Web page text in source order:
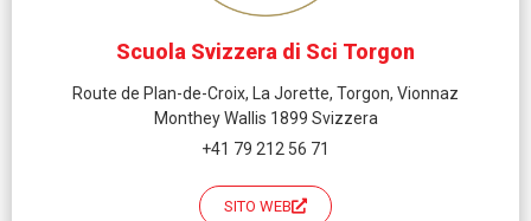
Scuola Svizzera di Sci Torgon
Route de Plan-de-Croix, La Jorette, Torgon, Vionnaz
Monthey Wallis 1899 Svizzera
+41 79 212 56 71
SITO WEB